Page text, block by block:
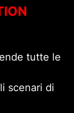
tutte le
scenari di